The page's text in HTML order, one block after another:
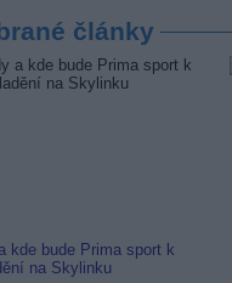
články
kde bude Prima sport k
na Skylinku